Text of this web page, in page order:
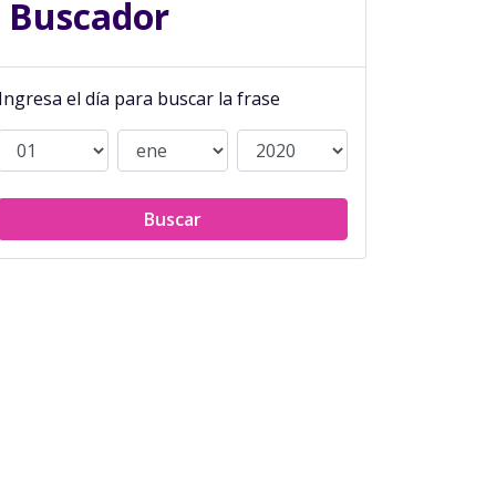
Buscador
Ingresa el día para buscar la frase
Buscar